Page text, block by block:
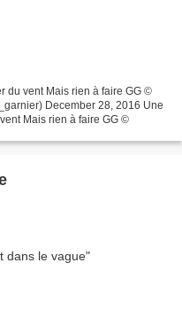
du vent Mais rien à faire GG ©
December 28, 2016 Une
Mais rien à faire GG ©